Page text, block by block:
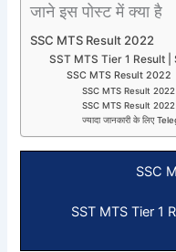
जाने इस पोस्ट में क्या है
SSC MTS Result 2022
SST MTS Tier 1 Result |
SSC MTS Result 2022
SSC MTS Result 2022
SSC MTS Result
ज्यादा जानकारी के लिए
SSC
SST MTS Tier 1